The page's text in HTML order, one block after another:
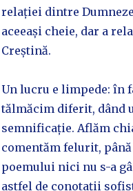
relației dintre
aceeași cheie, dar a
Creștină.
Un lucru e limpede: în
tălmăcim diferit, dând
semnificație. Aflăm
comentăm felurit,
poemului nici nu s-a
astfel de conotații